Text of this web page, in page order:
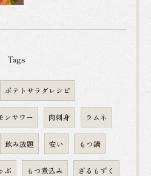
Tags
ポテトサラダレシピ
ンサワー 肉刺身 ラムネ
飲み放題 安い もつ鍋
ぶ もつ煮込み ざるもずく